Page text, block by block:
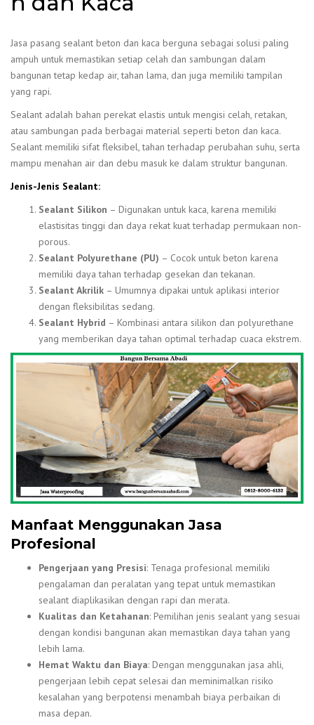
Jasa pasang sealant beton dan kaca berguna sebagai solusi paling
ampuh untuk memastikan setiap celah dan sambungan dalam
bangunan tetap kedap air, tahan lama, dan juga memiliki tampilan
yang rapi.
Sealant adalah bahan perekat elastis untuk mengisi celah, retakan,
atau sambungan pada berbagai material seperti beton dan kaca.
Sealant memiliki sifat fleksibel, tahan terhadap perubahan suhu, serta
mampu menahan air dan debu masuk ke dalam struktur bangunan.
Jenis-Jenis Sealant:
Sealant Silikon – Digunakan untuk kaca, karena memiliki
elastisitas tinggi dan daya rekat kuat terhadap permukaan non-
porous.
Sealant Polyurethane (PU) – Cocok untuk beton karena
memiliki daya tahan terhadap gesekan dan tekanan.
Sealant Akrilik – Umumnya dipakai untuk aplikasi interior
dengan fleksibilitas sedang.
Sealant Hybrid – Kombinasi antara silikon dan polyurethane
yang memberikan daya tahan optimal terhadap cuaca ekstrem.
Manfaat Menggunakan Jasa
Profesional
Pengerjaan yang Presisi: Tenaga profesional memiliki
pengalaman dan peralatan yang tepat untuk memastikan
sealant diaplikasikan dengan rapi dan merata.
Kualitas dan Ketahanan: Pemilihan jenis sealant yang sesuai
dengan kondisi bangunan akan memastikan daya tahan yang
lebih lama.
Hemat Waktu dan Biaya: Dengan menggunakan jasa ahli,
pengerjaan lebih cepat selesai dan meminimalkan risiko
kesalahan yang berpotensi menambah biaya perbaikan di
masa depan.